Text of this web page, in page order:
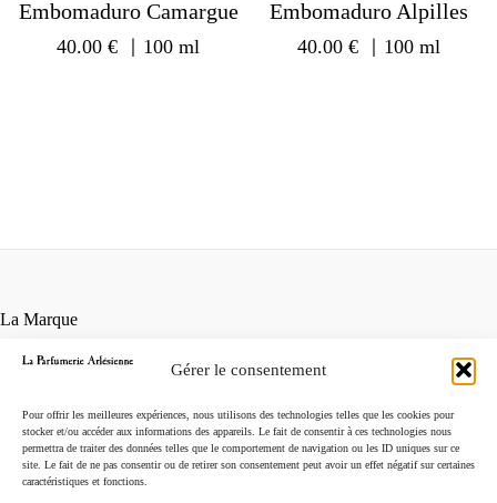
Gérer le consentement
Pour offrir les meilleures expériences, nous utilisons des technologies telles que les cookies pour
stocker et/ou accéder aux informations des appareils. Le fait de consentir à ces technologies nous
permettra de traiter des données telles que le comportement de navigation ou les ID uniques sur ce
site. Le fait de ne pas consentir ou de retirer son consentement peut avoir un effet négatif sur certaines
caractéristiques et fonctions.
Embomaduro Camargue
40.00€ ｜100 ml
Embomaduro Alpilles
40.00 € ｜100 ml
La Marque
Conditions générales de vente
Mentions légales
Instagram